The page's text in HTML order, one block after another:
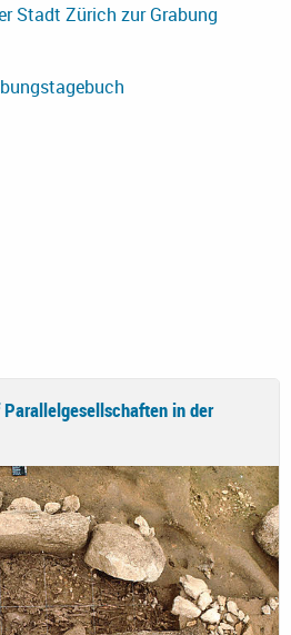
Stadt Zürich zur Grabung
in der